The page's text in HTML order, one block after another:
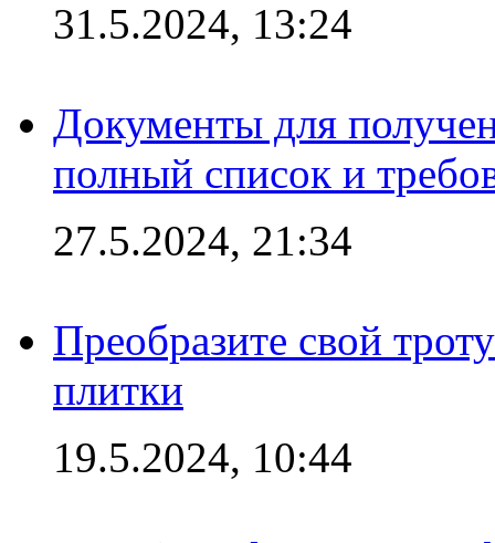
31.5.2024, 13:24
Документы для
полный список и
27.5.2024, 21:34
Преобразите свой
плитки
19.5.2024, 10:44